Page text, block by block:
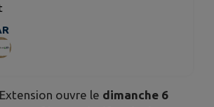
ouvre le dimanche 6